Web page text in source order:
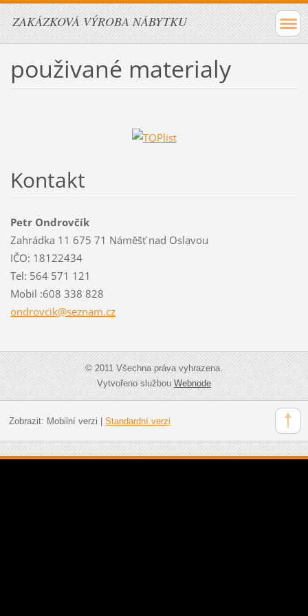
ZAKÁZKOVÁ VÝROBA NÁBYTKU
použivané materialy
Kontakt
Petr Ondrovčík
Zahrádka 11 675 71 Náměšť nad Oslavou
IČO: 18122434
Tel: 564 571 121
Mobil :608 338 828
ondrovcik@seznam.cz
© 2011 Všechna práva vyhrazena.
Vytvořeno službouWebnode
Zobrazit: Mobilní verzi Standardní verzi